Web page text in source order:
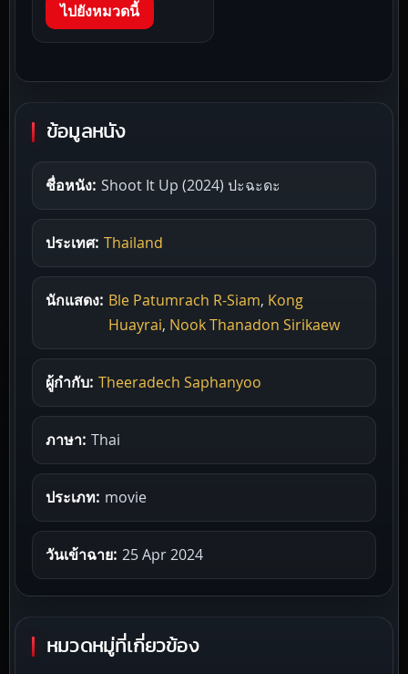
ไปยังหมวดนี้
ข้อมูลหนัง
ชื่อหนัง: Shoot It Up (2024) ปะฉะดะ
ประเทศ: Thailand
นักแสดง: Ble Patumrach R-Siam, Kong
Huayrai, Nook Thanadon Sirikaew
ผู้กำกับ: Theeradech Saphanyoo
ภาษา: Thai
ประเภท: movie
วันเข้าฉาย: 25 Apr 2024
หมวดหมู่ที่เกี่ยวข้อง